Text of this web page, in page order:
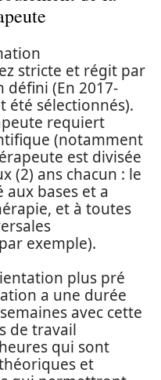
stricte et régit par
défini (En 2017-
été sélectionnés).
requiert
(notamment
est divisée
(2) ans chacun : le
aux bases et a
et à toutes
exemple).
plus pré
a une durée
avec cette
de travail
qui sont
et